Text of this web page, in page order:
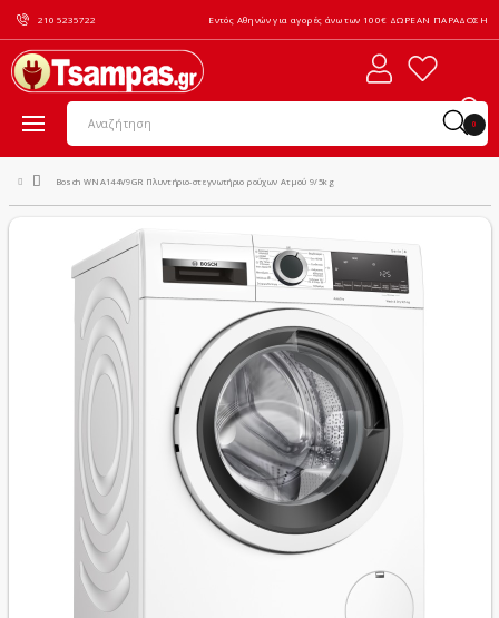
Εντός Αθηνών για αγορές άνω των 100€ ΔΩΡΕΑΝ ΠΑΡΑΔΟΣΗ
210 5235722
0
Bosch WNA144V9GR Πλυντήριο-στεγνωτήριο ρούχων Ατμού 9/5kg